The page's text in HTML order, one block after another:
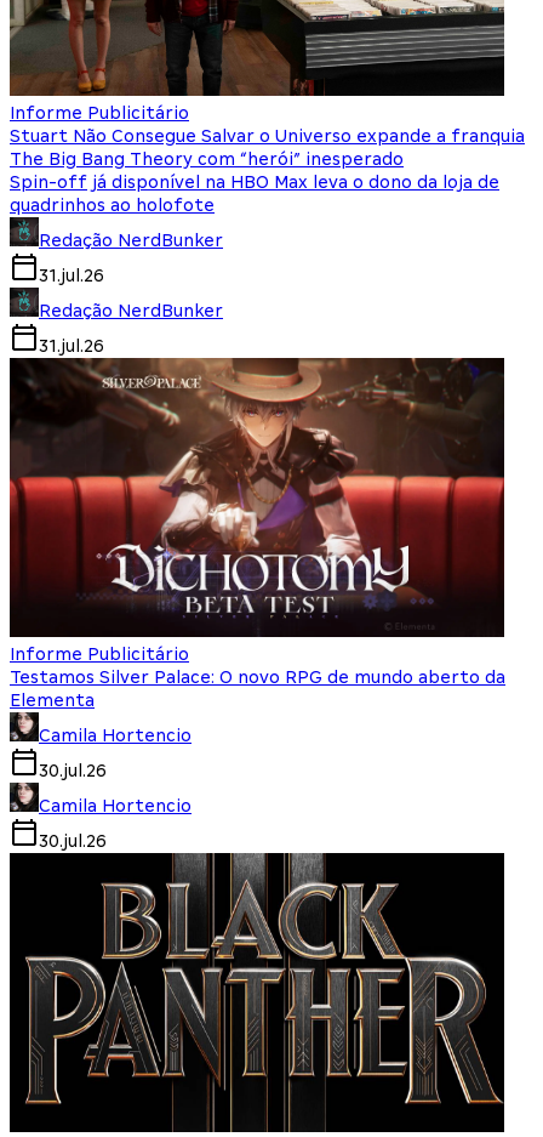
Informe Publicitário
Stuart Não Consegue Salvar o Universo expande a franquia
The Big Bang Theory com “herói” inesperado
Spin-off já disponível na HBO Max leva o dono da loja de
quadrinhos ao holofote
Redação NerdBunker
31.jul.26
Redação NerdBunker
31.jul.26
Informe Publicitário
Testamos Silver Palace: O novo RPG de mundo aberto da
Elementa
Camila Hortencio
30.jul.26
Camila Hortencio
30.jul.26